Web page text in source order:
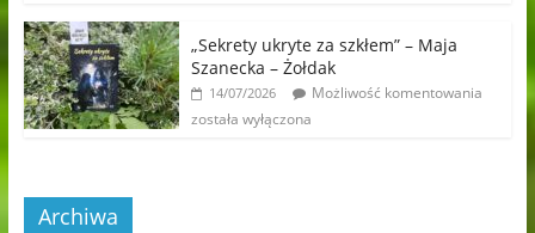
„Sekrety ukryte za szkłem” – Maja
Szanecka – Żołdak
14/07/2026
Możliwość komentowania
została wyłączona
Archiwa